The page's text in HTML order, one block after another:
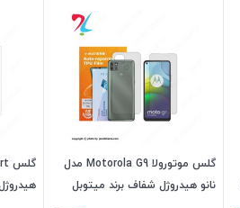
گلس موتورولا Motorola G9 مدل
نانو هیدروژل شفاف برند میتوبل